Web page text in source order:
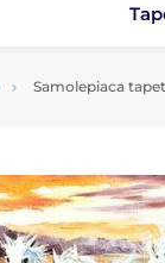
Samolepiaca